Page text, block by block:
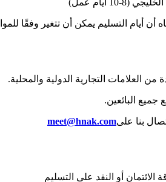
10 أيام عمل)
أن أيام التسليم يمكن أن تتغير وفقًا
العلامات التجارية الدولية والمحلية.
جميع البائعين.
بنا علىmeet@hnak.com
الائتمان أو النقد على التسليم